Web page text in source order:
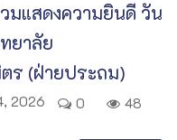
มแสดงความยินดี วัน
ยาลัย
ร (ฝ่ายประถม)
2026 0 48